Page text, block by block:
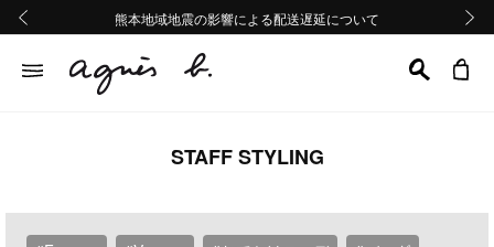
熊本地域地震の影響による配送遅延について
Summer Sale 2buy10%OFF!!
熊本地域地震の影響による配送遅延について
Summer Sale 2buy10%OFF!!
STAFF STYLING